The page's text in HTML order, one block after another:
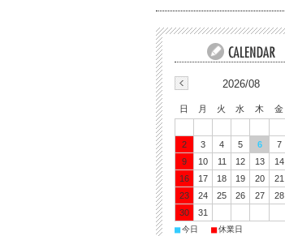
2026/08
日 月 火 水 木 金
2
3 4 5 6 7
9
10 11 12 13 14
16
17 18 19 20 21
23
24 25 26 27 28
30
31
■今日 ■休業日